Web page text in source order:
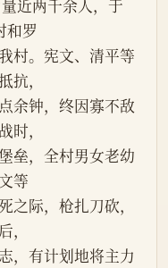
近两千余人，于
和罗
村。宪文、清平等
，
余钟，终因寡不敌
时，
垒，全村男女老幼
等
之际，枪扎刀砍，
，有计划地将主力